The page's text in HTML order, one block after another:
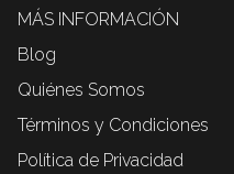
MÁS INFORMACIÓN
Blog
Quiénes Somos
Términos y Condiciones
Política de Privacidad